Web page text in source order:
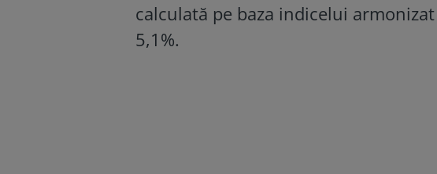
calculată pe baza indicelui
5,1%.